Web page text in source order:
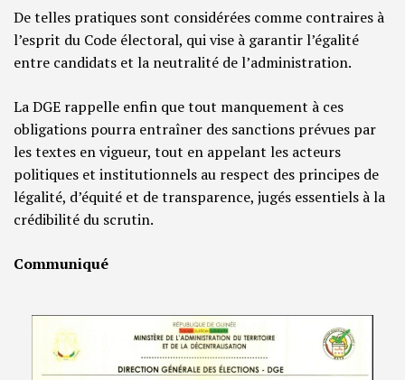
De telles pratiques sont considérées comme contraires à
l’esprit du Code électoral, qui vise à garantir l’égalité
entre candidats et la neutralité de l’administration.
La DGE rappelle enfin que tout manquement à ces
obligations pourra entraîner des sanctions prévues par
les textes en vigueur, tout en appelant les acteurs
politiques et institutionnels au respect des principes de
légalité, d’équité et de transparence, jugés essentiels à la
crédibilité du scrutin.
Communiqué